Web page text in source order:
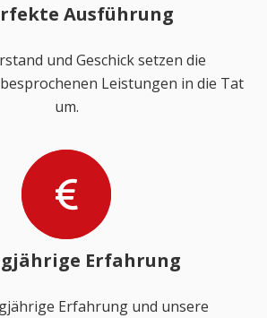
Ausführung
und Geschick setzen die
Leistungen in die Tat
um.
Erfahrung
Erfahrung und unsere